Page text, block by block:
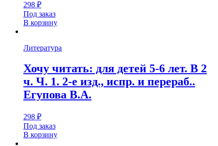
298 ₽
Под заказ
В корзину
Литература
Хочу читать: для детей 5-6 лет. В 2
ч. Ч. 1. 2-е изд., испр. и перераб..
Егупова В.А.
298 ₽
Под заказ
В корзину